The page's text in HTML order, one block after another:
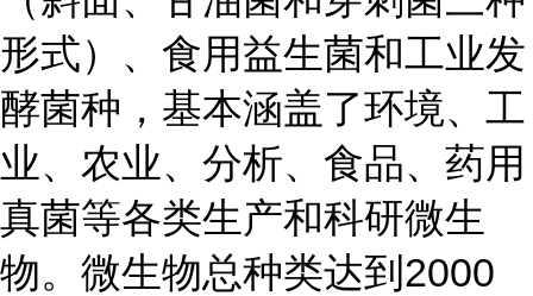
形式）、食用益生菌和工业发
酵菌种，基本涵盖了环境、工
业、农业、分析、食品、药用
真菌等各类生产和科研微生
物。微生物总种类达到2000